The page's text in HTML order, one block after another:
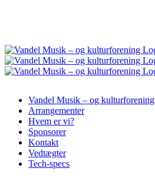
Vandel Musik – og kulturforening
Arrangementer
Hvem er vi?
Sponsorer
Kontakt
Vedtægter
Tech-specs